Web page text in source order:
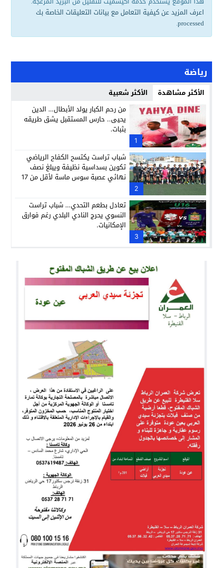
اعرف المزيد عن كيفية التعامل مع بيانات التعليقات الخاصة بك
processed
.
رياضة
الأكثر مشاهدة الأكثر شعبية
1
من رحم الكبار يولد الأبطال… الدين
يحيى.. حارس المستقبل يشق طريقه
بثبات.
2
شباب تراست يكتسح الكفاح الرياضي
تكوين بسداسية نظيفة ويبلغ نصف
نهائي عصبة سوس ماسة لأقل من 17
3
تعادل بطعم التحدي… شباب تراست
النسوي يحرج النادي البلدي رغم فوارق
الإمكانيات.